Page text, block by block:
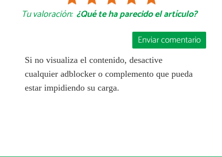
Tu valoración: ¿Qué te ha parecido el artículo?
Enviar comentario
Si no visualiza el contenido, desactive
cualquier adblocker o complemento que pueda
estar impidiendo su carga.